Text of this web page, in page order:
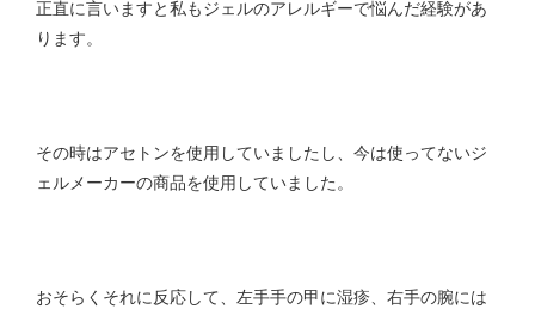
正直に言いますと私もジェルのアレルギーで悩んだ経験があ
ります。
その時はアセトンを使用していましたし、今は使ってないジ
ェルメーカーの商品を使用していました。
おそらくそれに反応して、左手手の甲に湿疹、右手の腕には